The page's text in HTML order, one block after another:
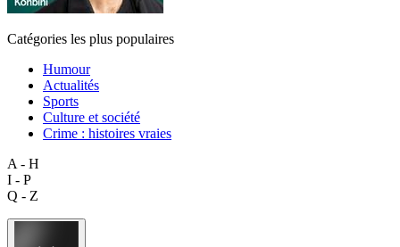
Catégories les plus populaires
Humour
Actualités
Sports
Culture et société
Crime : histoires vraies
A - H
I - P
Q - Z